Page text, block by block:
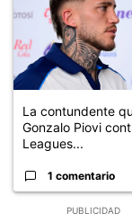
PUBLICIDAD
La contundente
Gonzalo Piovi
Leagues...
1 comentario